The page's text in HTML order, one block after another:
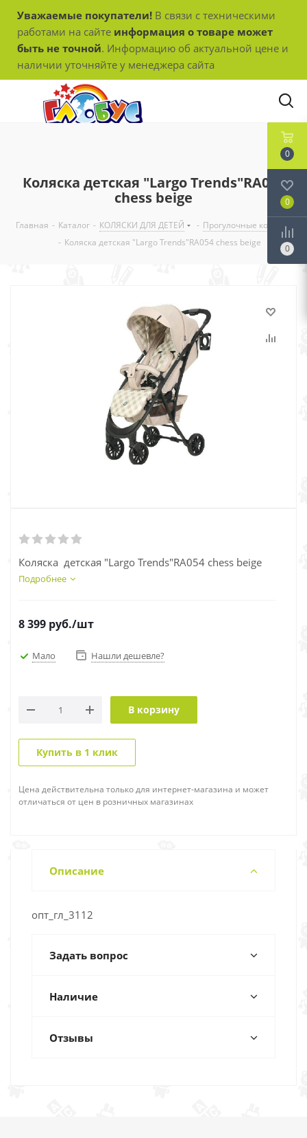
Уважаемые покупатели! В связи с техническими
работами на сайте информация о товаре может
быть не точной. Информацию об актуальной цене и
наличии уточняйте у менеджера сайта
Коляска детская "Largo Trends"RA054
chess beige
Главная - Каталог - КОЛЯСКИ ДЛЯ ДЕТЕЙ - Прогулочные коляски
- Коляска детская "Largo Trends"RA054 chess beige
Коляска детская "Largo Trends"RA054 chess beige
Подробнее
8 399 руб./шт
Мало Нашли дешевле?
В корзину
Купить в 1 клик
Цена действительна только для интернет-магазина и может
отличаться от цен в розничных магазинах
Описание
опт_гл_3112
Задать вопрос
Наличие
Отзывы
0
0
0